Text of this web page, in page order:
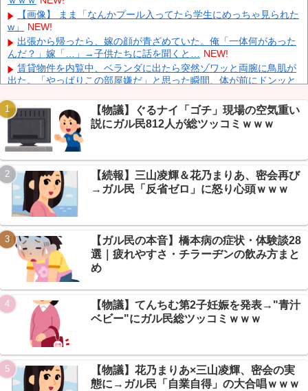
発電や送電ロスなくEVよりエコを証明 NEW!
【動画】 広島記念公園を追い出された左翼さん、流石にキモすぎ
て炎上 NEW!
中国「大洪水！」三峡ダム「大雨で増水（台風直撃前」中国ダム
「緊急放流！」中国鉄道「列車が走行中に流される」中国避難所
「支援物資は有料です」謎の勢力「え」→ NEW!
Powered by livedoor 相互RSS
【画像】 まま「なんかプール入ってたら学生にめっちゃ見られた
w」
NEW!
出張から帰ったら、嫁の顔が青ざめていた。俺「一体何があった
んだ？」嫁「…」→子供たちに話を聞くと… NEW!
賃貸物件を内覧中、ベランダに出たら突然ゾワッと両腕に鳥肌が
出た。「やっぱりこの部屋嫌だ」と思った瞬間、体が前にドンッと
【物議】カズレーザー「任意保険は強制にしろ」→なんG民「そ
れただの金持ち理論」と反論ｗｗｗ
NEW!
【続報】ホロライブ『ホロドリ』、まさかのセルラン1位に返り
咲き→なんG民「覇権やん」ｗｗｗ
【朗報】エッヂ民の文鳥(4ヶ月)、かわいさで完全制圧→愛鳥自慢
合戦に発展ｗｗｗ
NEW!
【衝撃】モモンガどうなった…ちいかわ最新話で入れ替わり説→
ファン考察盛り上がりｗｗｗ
【衝撃】年金8ヶ月未納で手足失った男性、障害年金97万円が一
生ゼロに→スレ民「免除すれば」ｗｗｗ NEW!
Powered by livedoor 相互RSS
【物議】ぐるナイ「ゴチ」現場の空気重い
説にガル民812人が総ツッコミｗｗｗ
【続報】三山凌輝＆花乃まりあ、密会再び
→ガル民「反省ゼロ」に怒り心頭ｗｗｗ
【ガル民の本音】橋本病の症状・体験談28
選｜疲れやすさ・チラーヂンの飲み方まと
め
【物議】てんちむ第2子妊娠を発表→"青汁
ベビー"にガル民総ツッコミｗｗｗ
【物議】花乃まりあ×三山凌輝、密会の実
態に→ガル民「自業自得」の大合唱ｗｗｗ